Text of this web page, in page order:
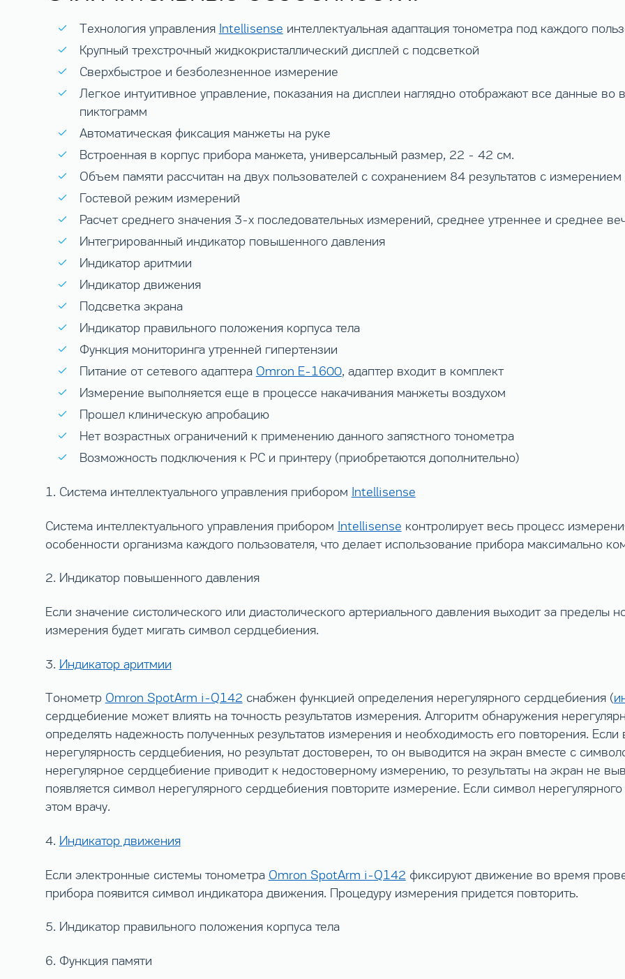
Технология управления Intellisense интеллектуальная адаптация тонометра под каждого
Крупный трехстрочный жидкокристаллический дисплей с подсветкой
Сверхбыстрое и безболезненное измерение
Легкое интуитивное управление, показания на дисплеи наглядно отображают все данные
пиктограмм
Автоматическая фиксация манжеты на руке
Встроенная в корпус прибора манжета, универсальный размер, 22 - 42 см.
Объем памяти рассчитан на двух пользователей с сохранением 84 результатов с
Гостевой режим измерений
Расчет среднего значения 3-х последовательных измерений, среднее утреннее и среднее
Интегрированный индикатор повышенного давления
Индикатор аритмии
Индикатор движения
Подсветка экрана
Индикатор правильного положения корпуса тела
Функция мониторинга утренней гипертензии
Питание от сетевого адаптера Omron E-1600, адаптер входит в комплект
Измерение выполняется еще в процессе накачивания манжеты воздухом
Прошел клиническую апробацию
Нет возрастных ограничений к применению данного запястного тонометра
Возможность подключения к PC и принтеру (приобретаются дополнительно)
1. Система интеллектуального управления прибором Intellisense
Система интеллектуального управления прибором Intellisense контролирует весь процесс
особенности организма каждого пользователя, что делает использование прибора максимально
2. Индикатор повышенного давления
Если значение систолического или диастолического артериального давления выходит за пределы
измерения будет мигать символ сердцебиения.
3. Индикатор аритмии
Тонометр Omron SpotArm i-Q142 снабжен функцией определения нерегулярного сердцебиения (
сердцебиение может влиять на точность результатов измерения. Алгоритм обнаружения
определять надежность полученных результатов измерения и необходимость его повторения.
нерегулярность сердцебиения, но результат достоверен, то он выводится на экран вместе с
нерегулярное сердцебиение приводит к недостоверному измерению, то результаты на экран не
появляется символ нерегулярного сердцебиения повторите измерение. Если символ
этом врачу.
4. Индикатор движения
Если электронные системы тонометра Omron SpotArm i-Q142 фиксируют движение во время
прибора появится символ индикатора движения. Процедуру измерения придется повторить.
5. Индикатор правильного положения корпуса тела
6. Функция памяти